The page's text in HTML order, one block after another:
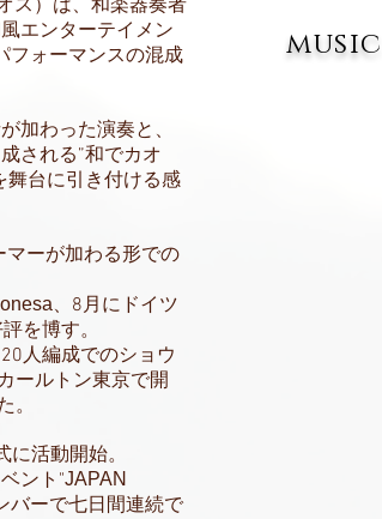
ス）は、和楽器奏者
エンターテイメン
フォーマンスの混成
加わった演奏と、
される”和でカオ
舞台に引き付ける感
マーが加わる形での
、8月にドイツ
を博す。
人編成でのショウ
ールトン東京で開
。
に活動開始。
ント"JAPAN
バーで七日間連続で